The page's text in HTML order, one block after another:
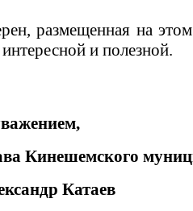
размещенная на
интересной и полезной.
Кинешемского
Катаев